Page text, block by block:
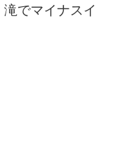
でマイナスイ